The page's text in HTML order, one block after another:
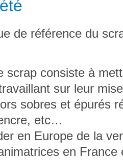
de référence du
scrap consiste à
sur leur
sobres et épurés
etc…
en Europe de la
en France